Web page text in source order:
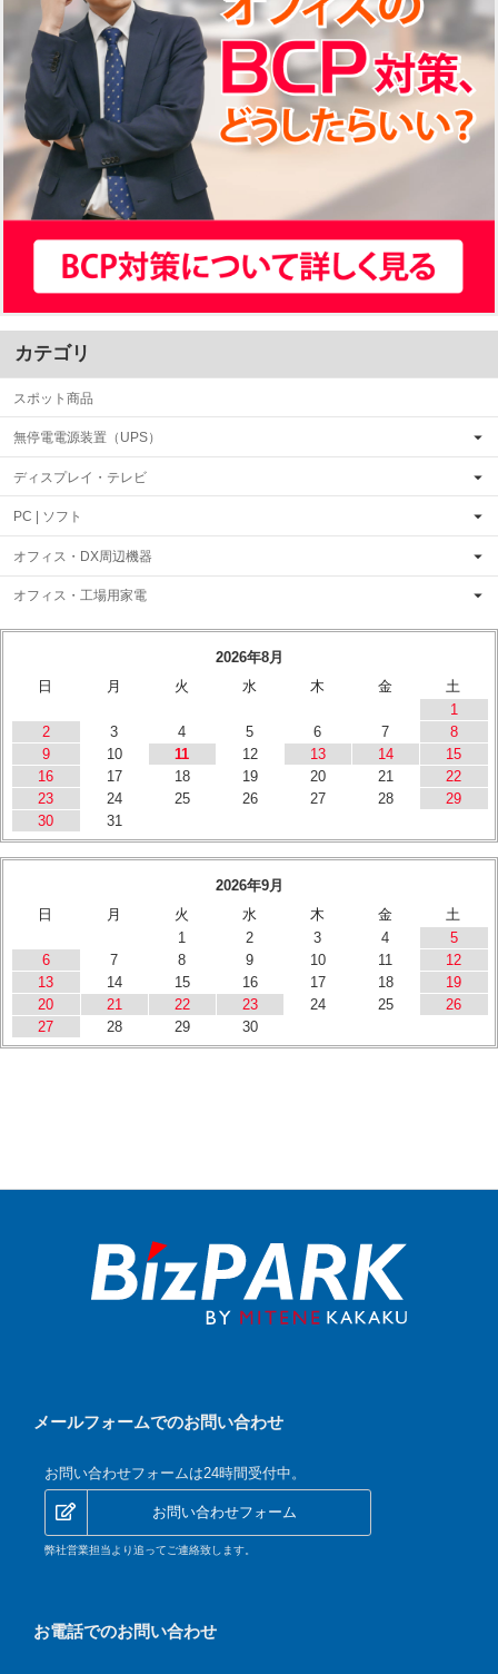
カテゴリ
スポット商品
無停電電源装置（UPS）
ディスプレイ・テレビ
PC | ソフト
オフィス・DX周辺機器
オフィス・工場用家電
2026年8月
日
月 火 水 木 金
土
1
2
3 4 5 6 7
8
9
10 11 12 13 14
15
16
17 18 19 20 21
22
23
24 25 26 27 28
29
30
31
2026年9月
日
月 火 水 木 金
土
1
2 3 4
5
6
7 8 9 10 11
12
13
14 15 16 17 18
19
20
21 22 23 24 25
26
27
28 29 30
メールフォームでのお問い合わせ
お問い合わせフォームは24時間受付中。
お問い合わせフォーム
弊社営業担当より追ってご連絡致します。
お電話でのお問い合わせ